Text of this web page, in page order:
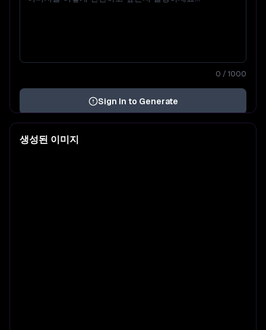
0 / 1000
Sign In to Generate
생성된 이미지